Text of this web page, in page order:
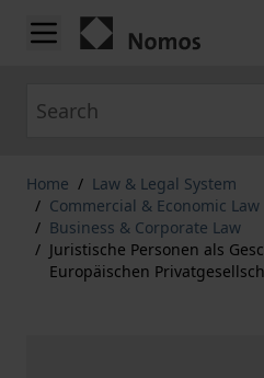
Skip to Content
Home / Law & Legal System
/ Commercial & Economic Law
/ Business & Corporate Law
/ Juristische Personen als
Europäischen